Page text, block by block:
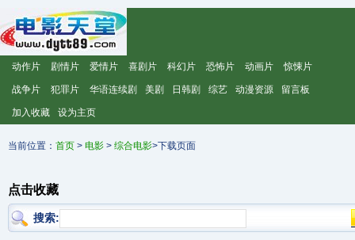
动作片 剧情片 爱情片 喜剧片 科幻片 恐怖片 动画片 惊悚片
战争片 犯罪片 华语连续剧 美剧 日韩剧 综艺 动漫资源 留言板
加入收藏 设为主页
当前位置： 首页 > 电影 > 综合电影>下载页面
点击收藏
搜索: